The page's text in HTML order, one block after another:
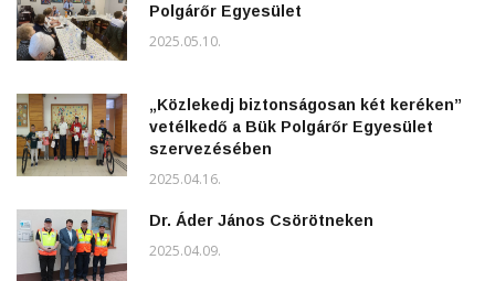
Polgárőr Egyesület
2025.05.10.
„Közlekedj biztonságosan két keréken”
vetélkedő a Bük Polgárőr Egyesület
szervezésében
2025.04.16.
Dr. Áder János Csörötneken
2025.04.09.